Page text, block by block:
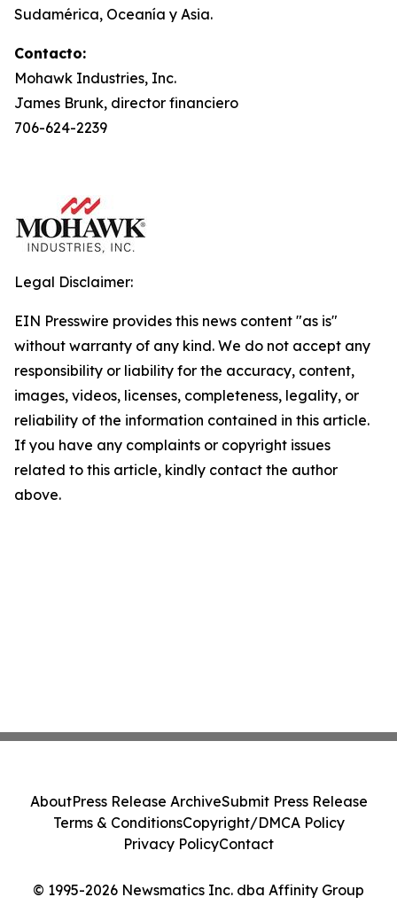
Sudamérica, Oceanía y Asia.
Contacto:
Mohawk Industries, Inc.
James Brunk, director financiero
706-624-2239
Legal Disclaimer:
EIN Presswire provides this news content "as is"
without warranty of any kind. We do not accept any
responsibility or liability for the accuracy, content,
images, videos, licenses, completeness, legality, or
reliability of the information contained in this article.
If you have any complaints or copyright issues
related to this article, kindly contact the author
above.
© 1995-2026 Newsmatics Inc. dba Affinity Group
AboutPress Release ArchiveSubmit Press Release
Terms & ConditionsCopyright/DMCA Policy
Privacy PolicyContact